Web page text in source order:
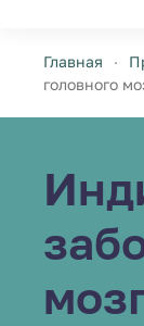
Главная
головного